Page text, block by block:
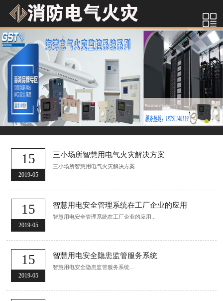
15
2019-05
三小场所智慧用电气火灾解决方案
三小场所智慧用电气火灾解决方案...
15
2019-05
智慧用电安全管理系统在工厂企业的应用
智慧用电安全管理系统在工厂企业的应用...
15
2019-05
智慧用电安全隐患监管服务系统
智慧用电安全隐患监管服务系统...